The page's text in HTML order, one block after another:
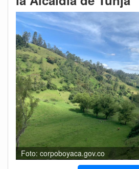
Foto: corpoboyaca.gov.co